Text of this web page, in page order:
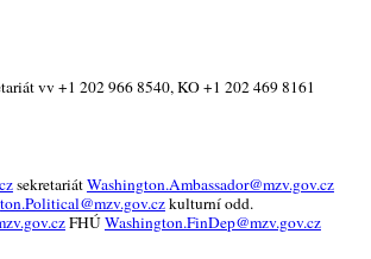
vv +1 202 966 8540, KO +1 202 469 8161
sekretariátWashington.Ambassador@mzv.gov.cz
kulturní odd.
FHÚWashington.FinDep@mzv.gov.cz